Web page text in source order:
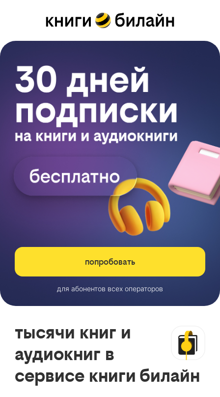
попробовать
для абонентов всех операторов
тысячи книг и
аудиокниг в
сервисе книги билайн